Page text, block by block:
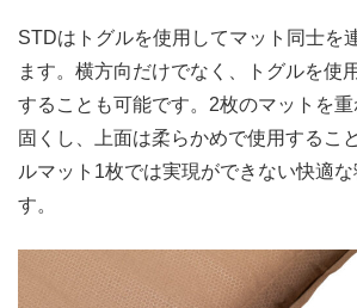
STDはトグルを使用してマット同士を
ます。横方向だけでなく、トグルを使
することも可能です。2枚のマットを
固くし、上面は柔らかめで使用するこ
ルマット1枚では実現ができない快適
す。